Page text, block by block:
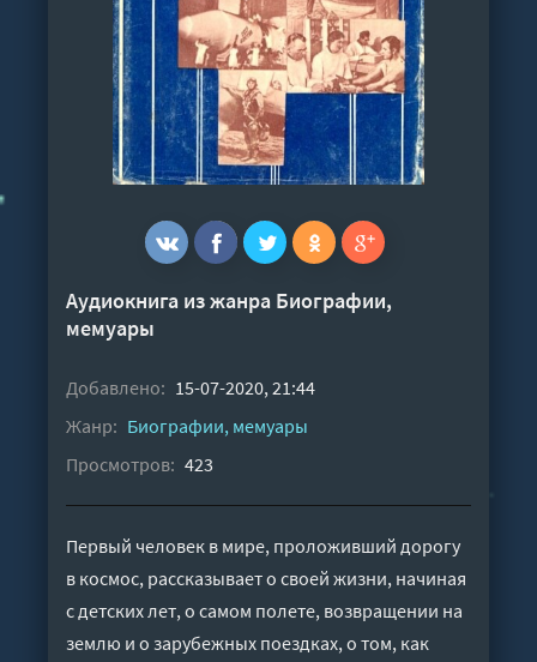
Аудиокнига из жанра Биографии,
мемуары
Добавлено: 15-07-2020, 21:44
Жанр: Биографии, мемуары
Просмотров: 423
Первый человек в мире, проложивший дорогу
в космос, рассказывает о своей жизни, начиная
с детских лет, о самом полете, возвращении на
землю и о зарубежных поездках, о том, как